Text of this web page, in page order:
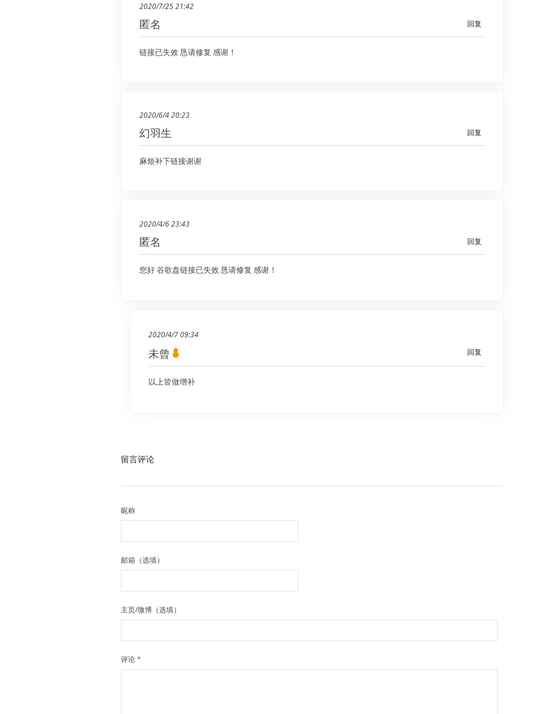
2020/7/25 21:42
回复
匿名
链接已失效 恳请修复 感谢！
2020/6/4 20:23
回复
幻羽生
麻烦补下链接谢谢
2020/4/6 23:43
回复
匿名
您好 谷歌盘链接已失效 恳请修复 感谢！
2020/4/7 09:34
回复
未曾
以上皆做增补
留言评论
昵称
邮箱（选填）
主页/微博（选填）
评论*